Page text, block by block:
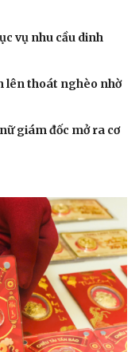
vụ nhu cầu dinh
lên thoát nghèo nhờ
giám đốc mở ra cơ